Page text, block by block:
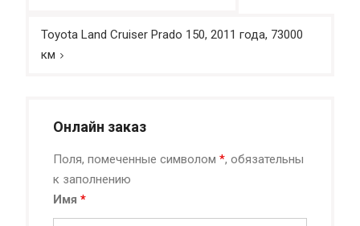
записям
Toyota Land Cruiser Prado 150, 2011 года, 73000
км
Онлайн заказ
Поля, помеченные символом *, обязательны
к заполнению
Имя *